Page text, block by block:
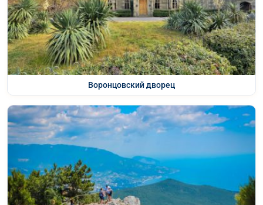
Воронцовский дворец